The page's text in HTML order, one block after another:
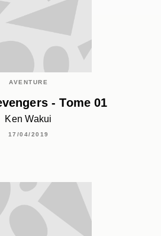
AVENTURE
- Tome 01
Ken Wakui
17/04/2019